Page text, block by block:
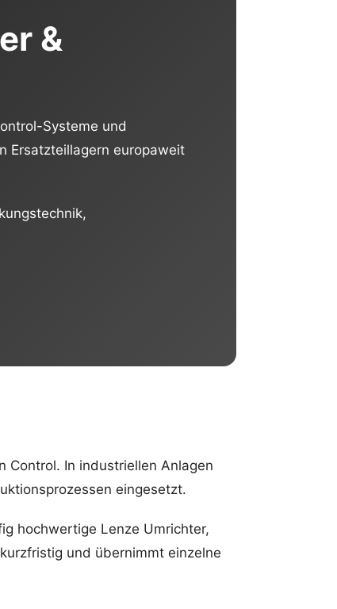
&
Systeme und
Ersatzteillagern europaweit
Control. In industriellen Anlagen
eingesetzt.
hochwertige Lenze Umrichter,
und übernimmt einzelne